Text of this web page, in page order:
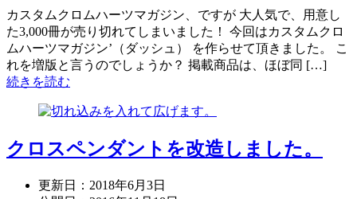
カスタムクロムハーツマガジン、ですが 大人気で、用意し
た3,000冊が売り切れてしまいました！ 今回はカスタムクロ
ムハーツマガジン’（ダッシュ） を作らせて頂きました。 こ
れを増版と言うのでしょうか？ 掲載商品は、ほぼ同 […]
続きを読む
クロスペンダントを改造しました。
更新日： 2018年6月3日